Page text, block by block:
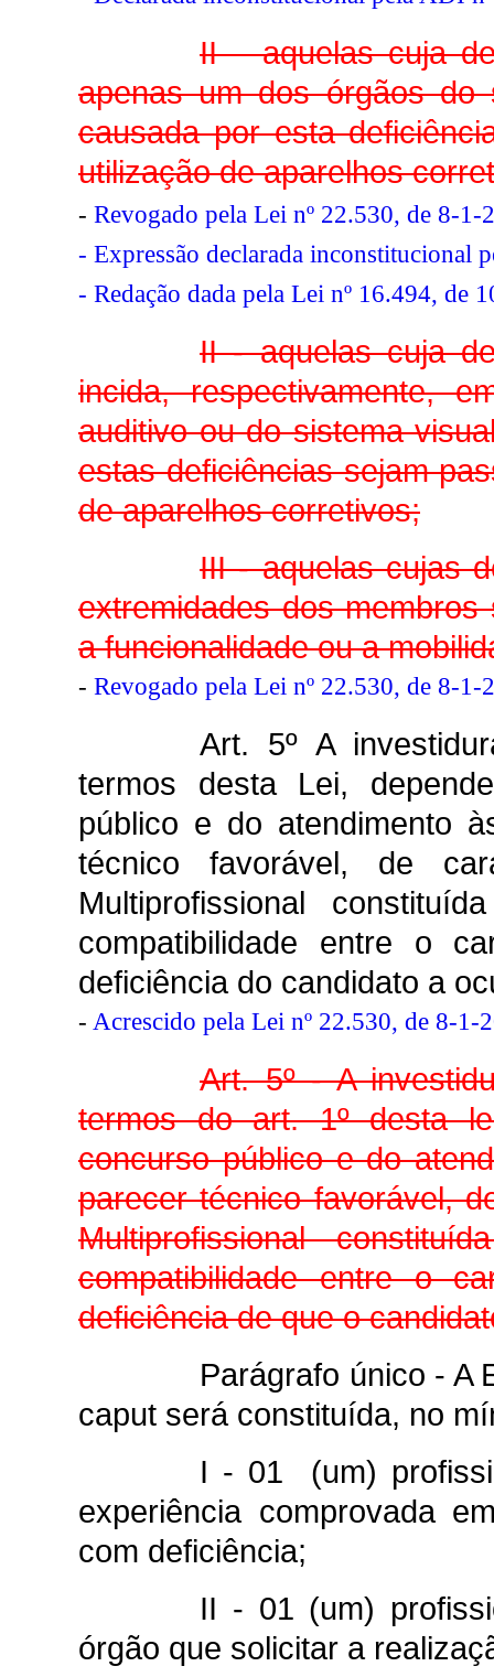
II – aquelas cuja
apenas um dos órgãos do
causada por esta
utilização de aparelhos
- Revogado pela Lei nº 22.530, de 8-1-
- Expressão declarada inconstitucional
- Redação dada pela Lei nº 16.494, de
II - aquelas cuja
incida, respectivamente,
auditivo ou do sistema
estas deficiências sejam
de aparelhos corretivos;
III - aquelas cujas
extremidades dos
a funcionalidade ou a
- Revogado pela Lei nº 22.530, de 8-1-
Art. 5º A
termos desta Lei,
público e do atendimento
técnico favorável, de
Multiprofissional
compatibilidade entre o
deficiência do candidato a
- Acrescido pela Lei nº 22.530, de 8-1-
Art. 5º - A
termos do art. 1º desta
concurso público e do
parecer técnico favorável,
Multiprofissional
compatibilidade entre o
deficiência de que o
Parágrafo único - A
caput será constituída, no
I - 01 (um)
experiência comprovada
com deficiência;
II - 01 (um)
órgão que solicitar a